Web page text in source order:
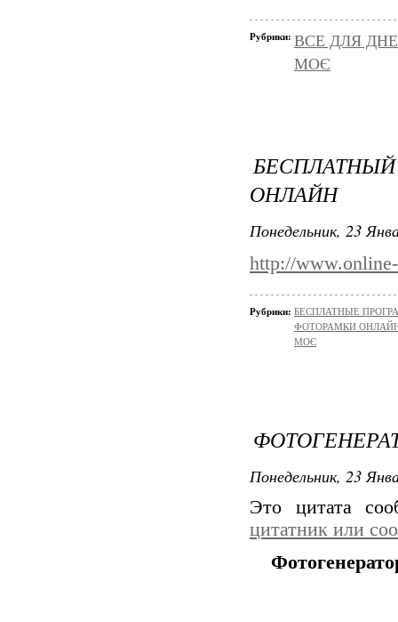
Рубрики: ВСЕ ДЛЯ
МОЄ
ОНЛАЙН
Понедельник, 23
http://
Рубрики: БЕСПЛАТНЫЕ
ФОТОРАМКИ
МОЄ
Понедельник, 23
Это цитата
цитатник или